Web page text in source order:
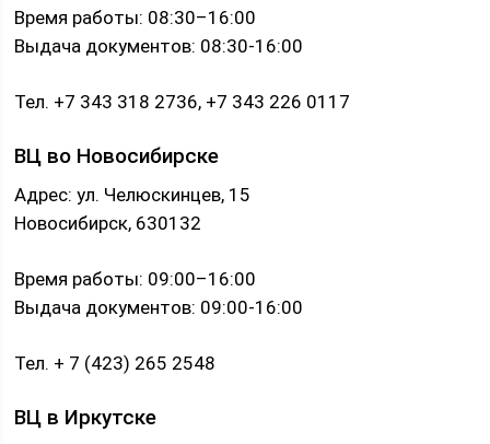
Время работы: 08:30–16:00
Выдача документов: 08:30-16:00
Тел. +7 343 318 2736, +7 343 226 0117
ВЦ во Новосибирске
Адрес: ул. Челюскинцев, 15
Новосибирск, 630132
Время работы: 09:00–16:00
Выдача документов: 09:00-16:00
Тел. + 7 (423) 265 2548
ВЦ в Иркутске